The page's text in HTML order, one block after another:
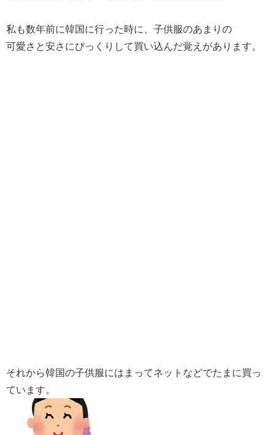
私も数年前に韓国に行った時に、子供服のあまりの
可愛さと安さにびっくりして買い込んだ覚えがあります。
それから韓国の子供服にはまってネットなどでたまに買っ
ています。